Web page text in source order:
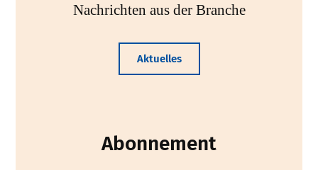
Nachrichten aus der Branche
Aktuelles
Abonnement